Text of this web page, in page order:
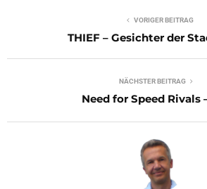
VORIGER BEITRAG
THIEF – Gesichter der
NÄCHSTER BEITRAG
Need for Speed Rivals